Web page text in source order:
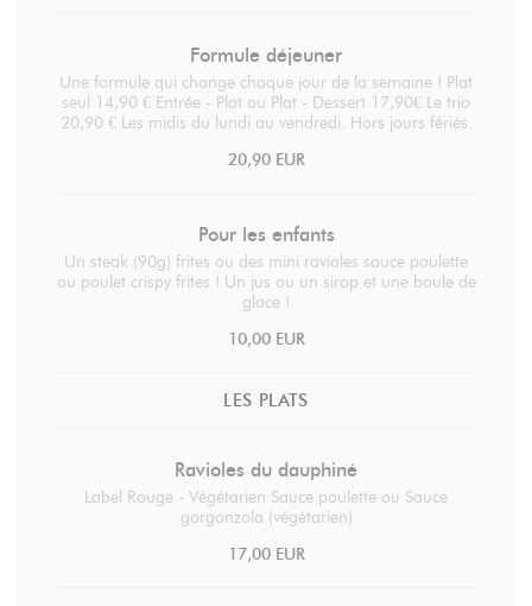
Formule déjeuner
Une formule qui change chaque jour de la semaine ! Plat
seul 14,90 € Entrée - Plat ou Plat - Dessert 17,90€ Le trio
20,90 € Les midis du lundi au vendredi. Hors jours fériés.
20,90 EUR
Pour les enfants
Un steak (90g) frites ou des mini ravioles sauce poulette
ou poulet crispy frites ! Un jus ou un sirop et une boule de
glace !
10,00 EUR
LES PLATS
Ravioles du dauphiné
Label Rouge - Végétarien Sauce poulette ou Sauce
gorgonzola (végétarien)
17,00 EUR